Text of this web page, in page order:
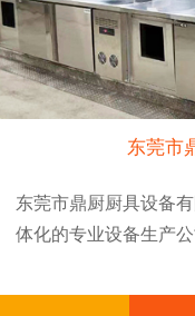
东莞市
东莞市鼎厨厨具设备
体化的专业设备生产公